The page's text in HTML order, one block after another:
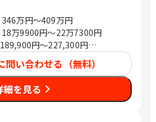
5F） 山形県山形市篭田3-9-5
山市本町一丁目4－8 茨城県水
1-1-6 （サザン水戸ビル301）
都宮市城東1丁目-11-5 群馬県
区岸町4-26-15 （浦和SHビル
玉県熊谷市筑波2丁目48番地1
大栄ビル2階） 埼玉県川越市新宿
16-3 （SAISHOビル2階） 千葉
346万円〜409万円
18万9900円〜22万7300円
円～227,300円
間あり（6ヵ月）
間中の労働条件は同条件
昨年度実績5.51か月
問い合わせる（無料）
細を見る